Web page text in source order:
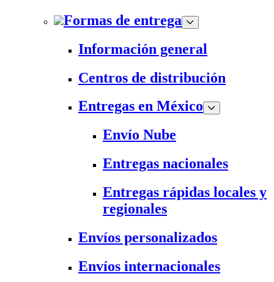
Formas de entrega
Información general
Centros de distribución
Entregas en México
Envío Nube
Entregas nacionales
Entregas rápidas locales y
regionales
Envíos personalizados
Envíos internacionales